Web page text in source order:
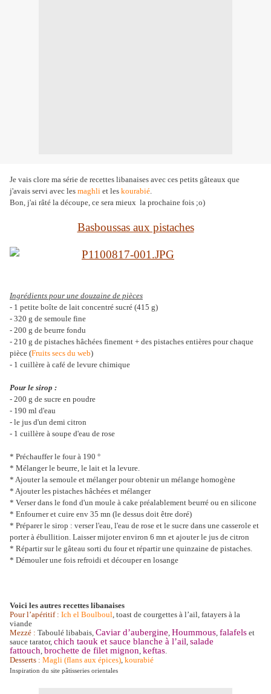
Je vais clore ma série de recettes libanaises avec ces petits gâteaux que
j'avais servi avec les maghli et les kourabié.
Bon, j'ai râté la découpe, ce sera mieux la prochaine fois ;o)
Basboussas aux pistaches
Ingrédients pour une douzaine de pièces
- 1 petite boîte de lait concentré sucré (415 g)
- 320 g de semoule fine
- 200 g de beurre fondu
- 210 g de pistaches hâchées finement + des pistaches entières pour chaque
pièce (Fruits secs du web)
- 1 cuillère à café de levure chimique
Pour le sirop :
- 200 g de sucre en poudre
- 190 ml d'eau
- le jus d'un demi citron
- 1 cuillère à soupe d'eau de rose
* Préchauffer le four à 190 °
* Mélanger le beurre, le lait et la levure.
* Ajouter la semoule et mélanger pour obtenir un mélange homogène
* Ajouter les pistaches hâchées et mélanger
* Verser dans le fond d'un moule à cake préalablement beurré ou en silicone
* Enfourner et cuire env 35 mn (le dessus doit être doré)
* Préparer le sirop : verser l'eau, l'eau de rose et le sucre dans une casserole et
porter à ébullition. Laisser mijoter environ 6 mn et ajouter le jus de citron
* Répartir sur le gâteau sorti du four et répartir une quinzaine de pistaches.
* Démouler une fois refroidi et découper en losange
Voici les autres recettes libanaises
Pour l’apéritif : Ich el Boulboul, toast de courgettes à l’ail, fatayers à la
viande
Mezzé : Taboulé libabais, Caviar d’aubergine, Hoummous, falafels et
sauce tarator, chich taouk et sauce blanche à l’ail, salade
fattouch, brochette de filet mignon, keftas.
Desserts : Magli (flans aux épices), kourabié
Inspiration du site pâtisseries orientales